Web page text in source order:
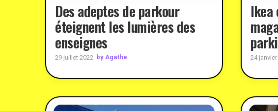
Des adeptes de parkour
éteignent les lumières des
enseignes
29 juillet 2022 by Agathe
Ikea
24